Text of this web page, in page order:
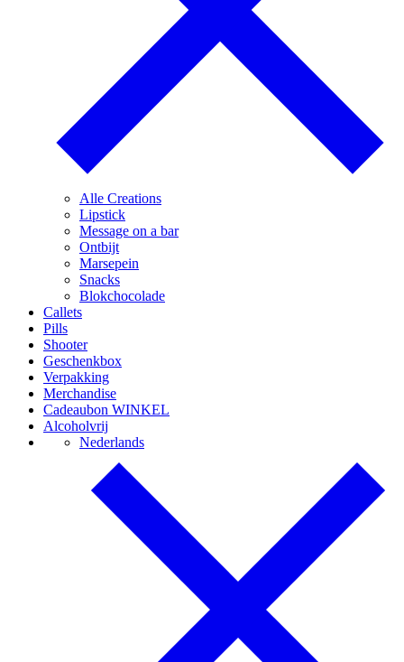
Alle Creations
Lipstick
Message on a bar
Ontbijt
Marsepein
Snacks
Blokchocolade
Callets
Pills
Shooter
Geschenkbox
Verpakking
Merchandise
Cadeaubon WINKEL
Alcoholvrij
Nederlands